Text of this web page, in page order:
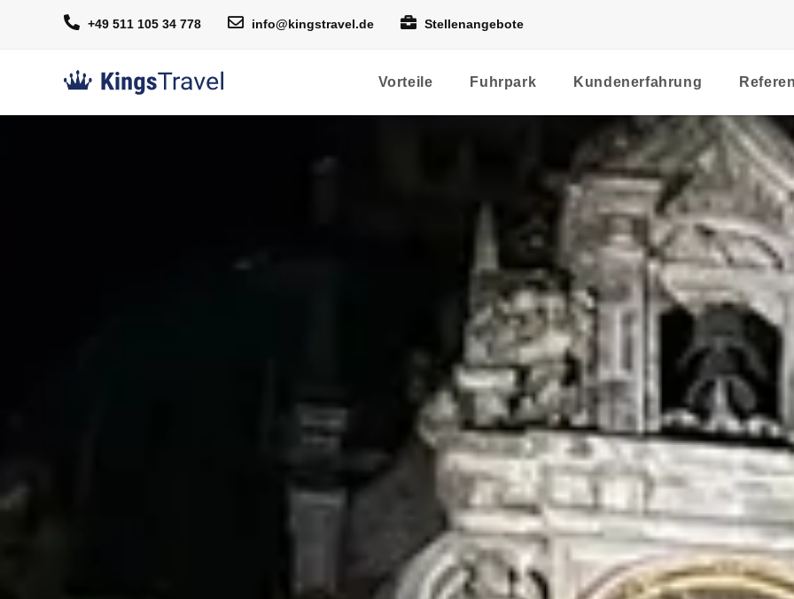
+49 511 105 34 778 info@kingstravel.de Stellenangebote
Vorteile Fuhrpark Kundenerfahrung